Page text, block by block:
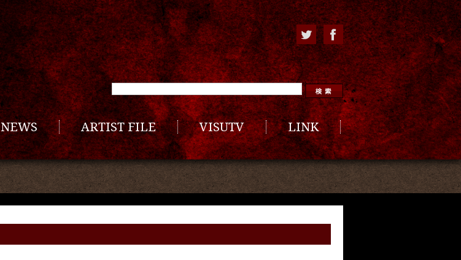
NEWS ARTIST FILE VISUTV LINK